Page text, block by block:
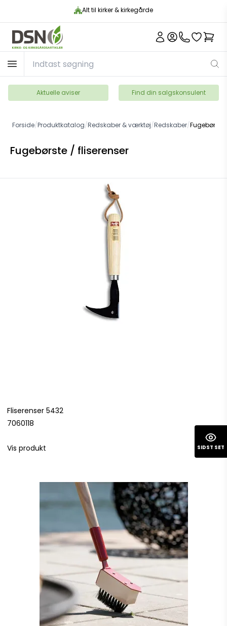
Alt til kirker & kirkegårde
Aktuelle aviser Find din salgskonsulent
Forside/Produktkatalog/Redskaber & værktøj/Redskaber/Fugebørste
Fugebørste / fliserenser
Fliserenser 5432
7060118
Vis produkt SIDST SET